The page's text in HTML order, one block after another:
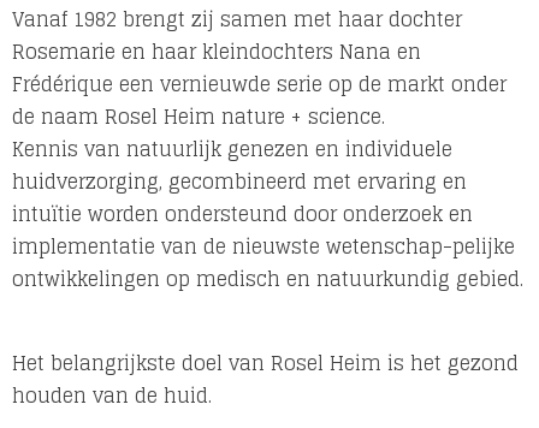
Vanaf 1982 brengt zij samen met haar dochter
Rosemarie en haar kleindochters Nana en
Frédérique een vernieuwde serie op de markt onder
de naam Rosel Heim nature + science.
Kennis van natuurlijk genezen en individuele
huidverzorging, gecombineerd met ervaring en
intuïtie worden ondersteund door onderzoek en
implementatie van de nieuwste wetenschap-pelijke
ontwikkelingen op medisch en natuurkundig gebied.
Het belangrijkste doel van Rosel Heim is het gezond
houden van de huid.